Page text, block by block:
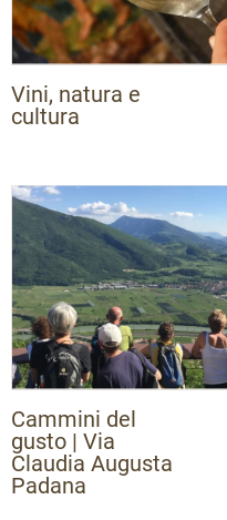
Vini, natura e
cultura
Cammini del
gusto | Via
Claudia Augusta
Padana